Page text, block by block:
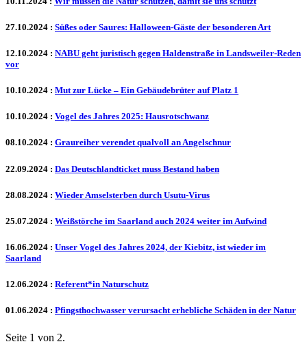
27.10.2024 : Süßes oder Saures: Halloween-Gäste der besonderen Art
12.10.2024 : NABU geht juristisch gegen Haldenstraße in Landsweiler-Reden
vor
10.10.2024 : Mut zur Lücke – Ein Gebäudebrüter auf Platz 1
10.10.2024 : Vogel des Jahres 2025: Hausrotschwanz
08.10.2024 : Graureiher verendet qualvoll an Angelschnur
22.09.2024 : Das Deutschlandticket muss Bestand haben
28.08.2024 : Wieder Amselsterben durch Usutu-Virus
25.07.2024 : Weißstörche im Saarland auch 2024 weiter im Aufwind
16.06.2024 : Unser Vogel des Jahres 2024, der Kiebitz, ist wieder im
Saarland
12.06.2024 : Referent*in Naturschutz
01.06.2024 : Pfingsthochwasser verursacht erhebliche Schäden in der Natur
Seite 1 von 2.